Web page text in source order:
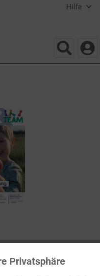
Hilfe
Aktiv
Privatsphäre